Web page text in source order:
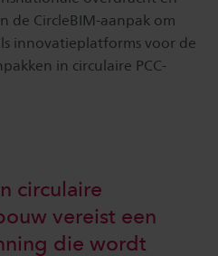
de CircleBIM-aanpak om
innovatieplatforms voor de
in circulaire PCC-
circulaire
vereist een
die wordt